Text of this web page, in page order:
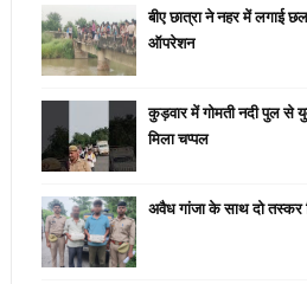
बीए छात्रा ने नहर में लगाई
ऑपरेशन
कुड़वार में गोमती नदी पुल
मिला चप्पल
अवैध गांजा के साथ दो तस्कर